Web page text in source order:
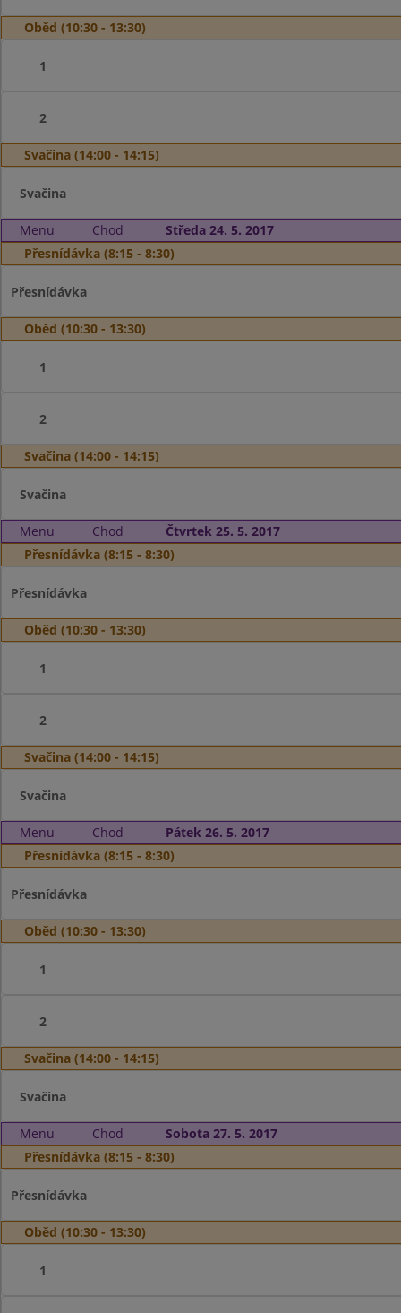
Oběd (10:30 - 13:30)
1
2
Svačina (14:00 - 14:15)
Svačina
Menu Chod
Středa 24. 5. 2017
Přesnídávka (8:15 - 8:30)
Přesnídávka
Oběd (10:30 - 13:30)
1
2
Svačina (14:00 - 14:15)
Svačina
Menu Chod
Čtvrtek 25. 5. 2017
Přesnídávka (8:15 - 8:30)
Přesnídávka
Oběd (10:30 - 13:30)
1
2
Svačina (14:00 - 14:15)
Svačina
Menu Chod
Pátek 26. 5. 2017
Přesnídávka (8:15 - 8:30)
Přesnídávka
Oběd (10:30 - 13:30)
1
2
Svačina (14:00 - 14:15)
Svačina
Menu Chod
Sobota 27. 5. 2017
Přesnídávka (8:15 - 8:30)
Přesnídávka
Oběd (10:30 - 13:30)
1